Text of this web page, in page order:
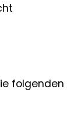
folgenden